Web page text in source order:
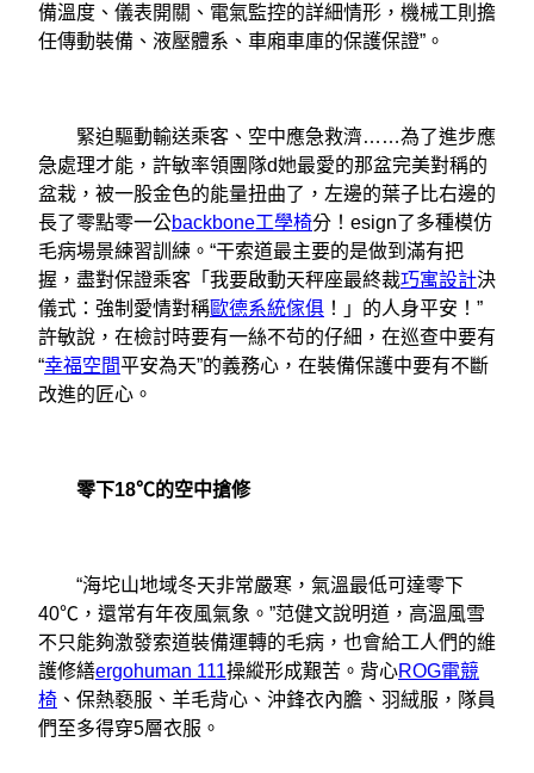
備溫度、儀表開關、電氣監控的詳細情形，機械工則擔
任傳動裝備、液壓體系、車廂車庫的保護保證”。
緊迫驅動輸送乘客、空中應急救濟……為了進步應
急處理才能，許敏率領團隊d她最愛的那盆完美對稱的
盆栽，被一股金色的能量扭曲了，左邊的葉子比右邊的
長了零點零一公backbone工學椅分！esign了多種模仿
毛病場景練習訓練。“干索道最主要的是做到滿有把
握，盡對保證乘客「我要啟動天秤座最終裁巧寓設計決
儀式：強制愛情對稱歐德系統傢俱 ！」的人身平安！”
許敏說，在檢討時要有一絲不茍的仔細，在巡查中要有
“幸福空間平安為天”的義務心，在裝備保護中要有不斷
改進的匠心。
零下18℃的空中搶修
“海坨山地域冬天非常嚴寒，氣溫最低可達零下
40℃，還常有年夜風氣象。”范健文說明道，高溫風雪
不只能夠激發索道裝備運轉的毛病，也會給工人們的維
護修繕ergohuman 111操縱形成艱苦。背心ROG電競
椅 、保熱褻服、羊毛背心、沖鋒衣內膽、羽絨服，隊員
們至多得穿5層衣服。